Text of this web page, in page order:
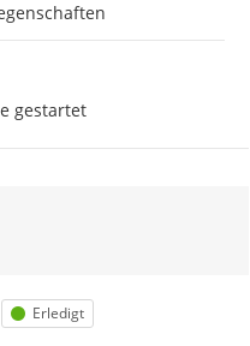
gestartet
Status
Erledigt